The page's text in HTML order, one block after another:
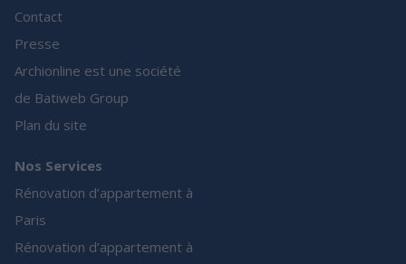
Contact
Presse
Archionline est une société
de Batiweb Group
Plan du site
Nos Services
Rénovation d’appartement à
Paris
Rénovation d’appartement à